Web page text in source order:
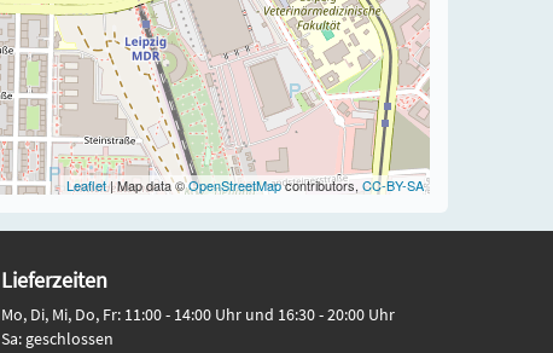
Leaflet| Map data ©OpenStreetMapcontributors,CC-BY-SA
Lieferzeiten
Mo, Di, Mi, Do, Fr: 11:00 - 14:00 Uhr und 16:30 - 20:00 Uhr
Sa: geschlossen